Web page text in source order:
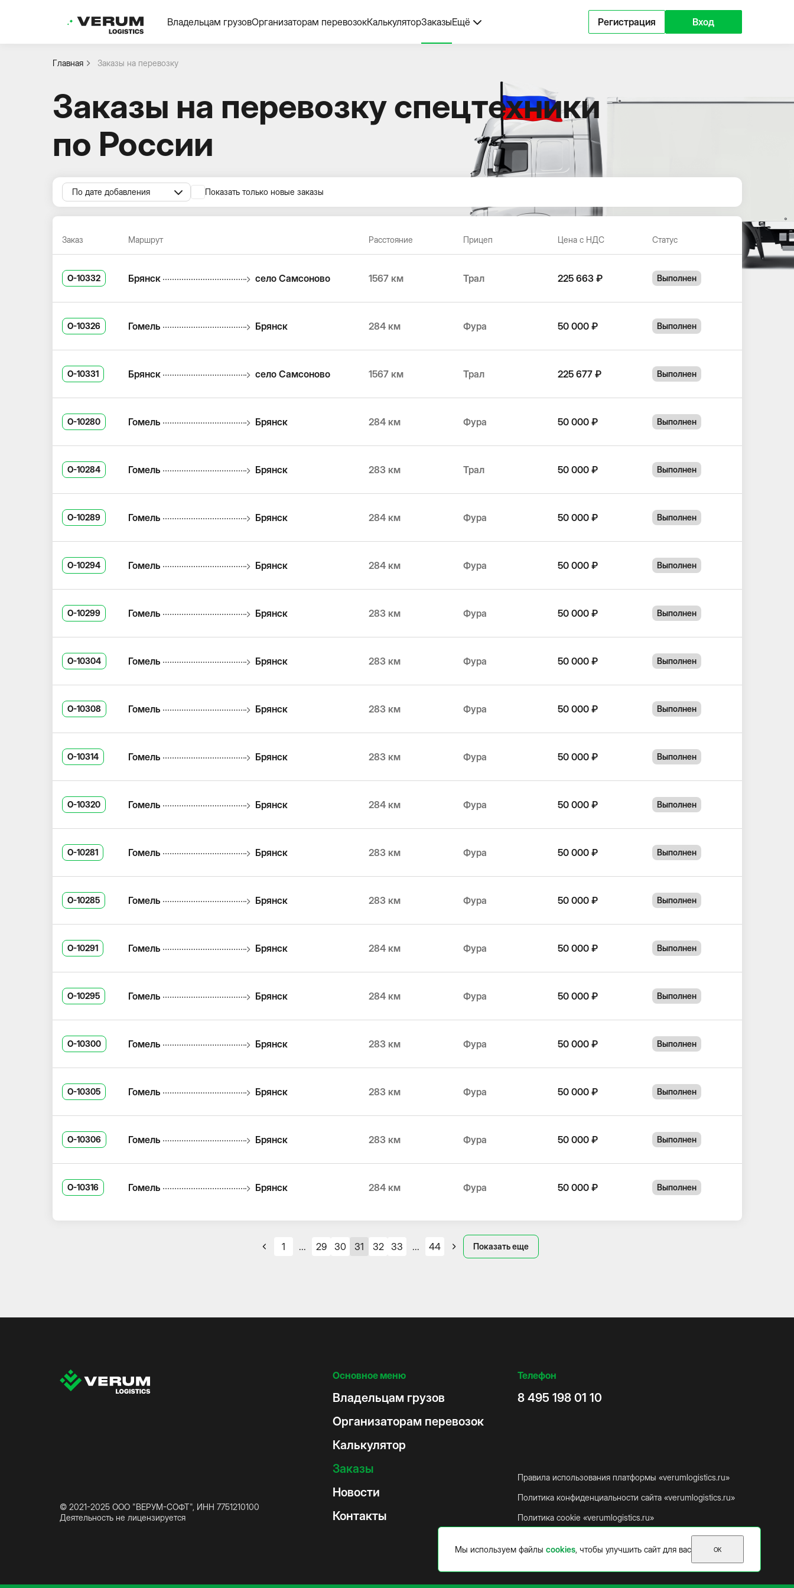
Владельцам грузовОрганизаторам перевозокКалькуляторЗаказыЕщё Регистрация Вход
Главная Заказы на перевозку
Заказы на перевозку спецтехники
по России
По дате добавления Показать только новые заказы
Заказ Маршрут Расстояние Прицеп Цена с НДС Статус
O-10332 Брянск село Самсоново 1567 км Трал 225 663 ₽ Выполнен
O-10326 Гомель Брянск 284 км Фура 50 000 ₽ Выполнен
O-10331 Брянск село Самсоново 1567 км Трал 225 677 ₽ Выполнен
O-10280 Гомель Брянск 284 км Фура 50 000 ₽ Выполнен
O-10284 Гомель Брянск 283 км Трал 50 000 ₽ Выполнен
O-10289 Гомель Брянск 284 км Фура 50 000 ₽ Выполнен
O-10294 Гомель Брянск 284 км Фура 50 000 ₽ Выполнен
O-10299 Гомель Брянск 283 км Фура 50 000 ₽ Выполнен
O-10304 Гомель Брянск 283 км Фура 50 000 ₽ Выполнен
O-10308 Гомель Брянск 283 км Фура 50 000 ₽ Выполнен
O-10314 Гомель Брянск 283 км Фура 50 000 ₽ Выполнен
O-10320 Гомель Брянск 284 км Фура 50 000 ₽ Выполнен
O-10281 Гомель Брянск 283 км Фура 50 000 ₽ Выполнен
O-10285 Гомель Брянск 283 км Фура 50 000 ₽ Выполнен
O-10291 Гомель Брянск 284 км Фура 50 000 ₽ Выполнен
O-10295 Гомель Брянск 284 км Фура 50 000 ₽ Выполнен
O-10300 Гомель Брянск 283 км Фура 50 000 ₽ Выполнен
O-10305 Гомель Брянск 283 км Фура 50 000 ₽ Выполнен
O-10306 Гомель Брянск 283 км Фура 50 000 ₽ Выполнен
O-10316 Гомель Брянск 284 км Фура 50 000 ₽ Выполнен
1 ... 29 30 31 32 33 ... 44 Показать еще
Основное меню
Владельцам грузов
Организаторам перевозок
Калькулятор
Заказы
Новости
Контакты
Телефон
8 495 198 01 10
© 2021-2025 ООО "ВЕРУМ-СОФТ", ИНН 7751210100
Деятельность не лицензируется
Правила использования платформы «verumlogistics.ru»
Политика конфиденциальности сайта «verumlogistics.ru»
Политика cookie «verumlogistics.ru»
Мы используем файлы cookies, чтобы улучшить сайт для вас ОК